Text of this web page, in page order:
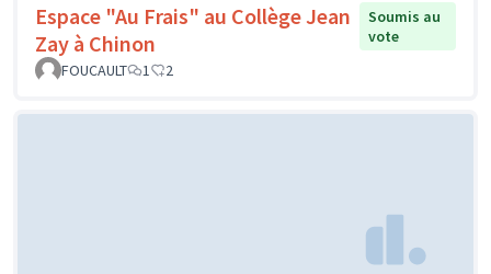
Espace "Au Frais" au Collège Jean
Zay à Chinon
Soumis au
vote
FOUCAULT
1 2